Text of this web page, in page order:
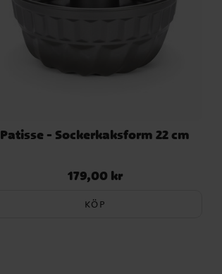
Patisse - Sockerkaksform 22 cm
Pris:179,00 kr
179,00 kr
KÖP